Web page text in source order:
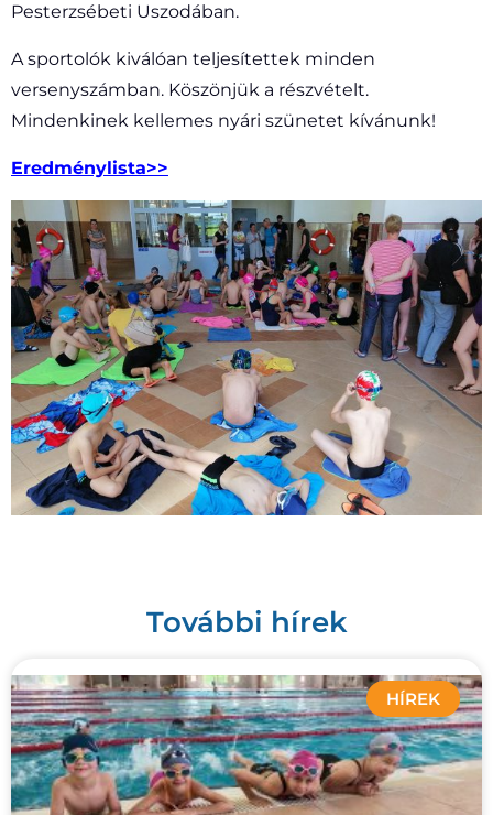
Pesterzsébeti Uszodában.
A sportolók kiválóan teljesítettek minden
versenyszámban. Köszönjük a részvételt.
Mindenkinek kellemes nyári szünetet kívánunk!
Eredménylista>>
További hírek
HÍREK